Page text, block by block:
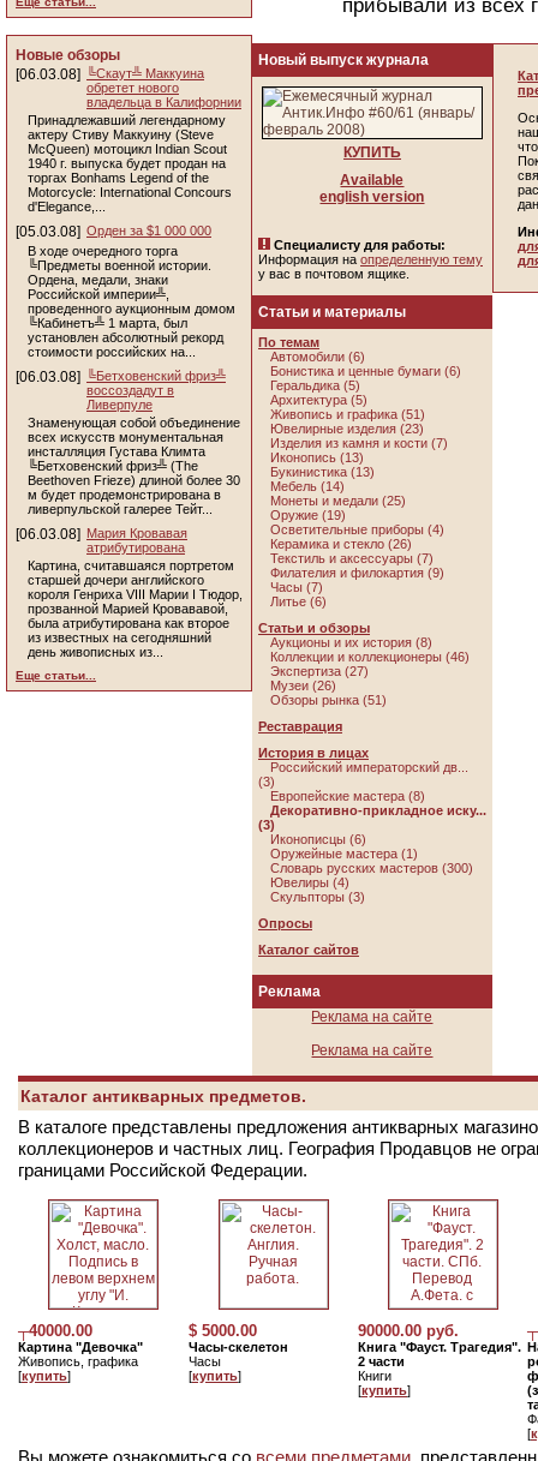
Новые обзоры
[06.03.08]
╚Скаут╩ Маккуина
обретет нового
владельца в Калифорнии
Принадлежавший легендарному
актеру Стиву Маккуину (Steve
McQueen) мотоцикл Indian Scout
1940 г. выпуска будет продан на
торгах Bonhams Legend of the
Motorcycle: International Concours
d'Elegance,...
[05.03.08] Орден за $1 000 000
В ходе очередного торга
╚Предметы военной истории.
Ордена, медали, знаки
Российской империи╩,
проведенного аукционным домом
╚Кабинетъ╩ 1 марта, был
установлен абсолютный рекорд
стоимости российских на...
[06.03.08]
╚Бетховенский фриз╩
воссоздадут в
Ливерпуле
Знаменующая собой объединение
всех искусств монументальная
инсталляция Густава Климта
╚Бетховенский фриз╩ (The
Beethoven Frieze) длиной более 30
м будет продемонстрирована в
ливерпульской галерее Тейт...
[06.03.08] Мария Кровавая
атрибутирована
Картина, считавшаяся портретом
старшей дочери английского
короля Генриха VIII Марии I Тюдор,
прозванной Марией Кровававой,
была атрибутирована как второе
из известных на сегодняшний
день живописных из...
Еще статьи...
прибывали из всех
Новый выпуск журнала
КУПИТЬ
Available
english version
Специалисту для работы:
Информация на определенную тему
у вас в почтовом ящике.
Статьи и материалы
По темам
Автомобили (6)
Бонистика и ценные бумаги (6)
Геральдика (5)
Архитектура (5)
Живопись и графика (51)
Ювелирные изделия (23)
Изделия из камня и кости (7)
Иконопись (13)
Букинистика (13)
Мебель (14)
Монеты и медали (25)
Оружие (19)
Осветительные приборы (4)
Керамика и стекло (26)
Текстиль и аксессуары (7)
Филателия и филокартия (9)
Часы (7)
Литье (6)
Статьи и обзоры
Аукционы и их история (8)
Коллекции и коллекционеры (46)
Экспертиза (27)
Музеи (26)
Обзоры рынка (51)
Реставрация
История в лицах
Российский императорский дв...
(3)
Европейские мастера (8)
Декоративно-прикладное иску...
(3)
Иконописцы (6)
Оружейные мастера (1)
Словарь русских мастеров (300)
Ювелиры (4)
Скульпторы (3)
Опросы
Каталог сайтов
Реклама
Реклама на сайте
Реклама на сайте
Каталог антикварных предметов.
В каталоге представлены предложения антикварных
коллекционеров и частных лиц. География Продавцов не
границами Российской Федерации.
┬40000.00
Картина "Девочка"
Живопись, графика
[купить]
$ 5000.00
Часы-скелетон
Часы
[купить]
90000.00 руб.
Книга "Фауст. Трагедия".
2 части
Книги
[купить]
[
Вы можете ознакомиться со всеми предметами ,